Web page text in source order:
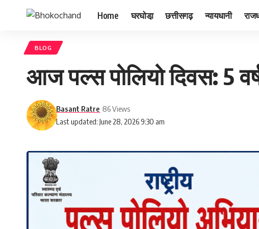
Home घरघोडा़ छत्तीसगढ़ न्यायधानी
BLOG
आज पल्स पोलियो दिवस: 5
Last updated: June 28, 2026 9:30 am
Basant Ratre 86 Views